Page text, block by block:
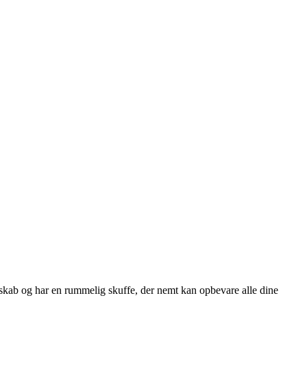
og har en rummelig skuffe, der nemt kan opbevare alle dine